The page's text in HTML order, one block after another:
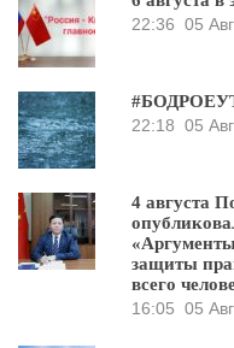
22:36 05
22:18 05
4 августа
защиты
всего
16:05 05